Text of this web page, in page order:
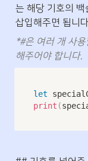
는 해당 기호의 백
삽입해주면 됩니
*#은 여러 개 사
해주어야 합니다.
let
print (